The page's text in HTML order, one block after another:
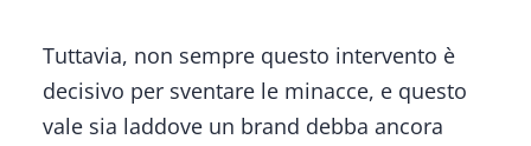
Tuttavia, non sempre questo intervento è
decisivo per sventare le minacce, e questo
vale sia laddove un brand debba ancora